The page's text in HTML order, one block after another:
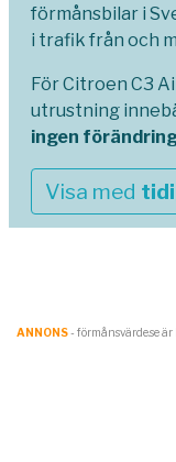
förmånsbilar i
i trafik från och
För Citroen C3
utrustning
ingen
Visa med
ANNONS- förmånsvärde.se